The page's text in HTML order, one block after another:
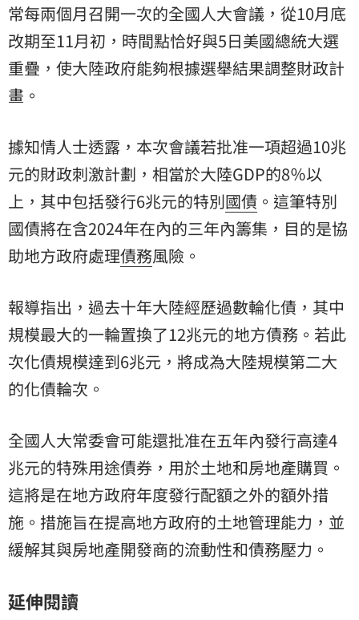
常每兩個月召開一次的全國人大會議，從10月底
改期至11月初，時間點恰好與5日美國總統大選
重疊，使大陸政府能夠根據選舉結果調整財政計
畫。
據知情人士透露，本次會議若批准一項超過10兆
元的財政刺激計劃，相當於大陸GDP的8％以
上，其中包括發行6兆元的特別國債 。這筆特別
國債將在含2024年在內的三年內籌集，目的是協
助地方政府處理債務風險。
報導指出，過去十年大陸經歷過數輪化債，其中
規模最大的一輪置換了12兆元的地方債務。若此
次化債規模達到6兆元，將成為大陸規模第二大
的化債輪次。
全國人大常委會可能還批准在五年內發行高達4
兆元的特殊用途債券，用於土地和房地產購買。
這將是在地方政府年度發行配額之外的額外措
施。措施旨在提高地方政府的土地管理能力，並
緩解其與房地產開發商的流動性和債務壓力。
延伸閱讀